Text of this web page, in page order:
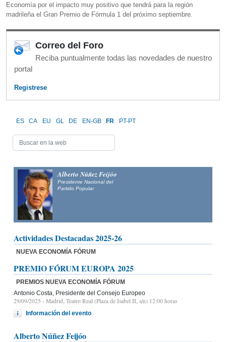
Economía por el impacto muy positivo que tendrá para la región
madrileña el Gran Premio de Fórmula 1 del próximo septiembre.
Correo del Foro
Reciba puntualmente todas las novedades de nuestro
portal
Registrese
ES CA EU GL DE EN-GB FR PT-PT
Alfonso Fernández
Mañueco
Presidente del Partido Popular de Castilla y León y candidato
Actividades Destacadas 2025-26
NUEVA ECONOMÍA FÓRUM
PREMIO FÓRUM EUROPA 2025
PREMIOS NUEVA ECONOMÍA FÓRUM
Antonio Costa, Presidente del Consejo Europeo
29/09/2025 - Madrid, Teatro Real (Plaza de Isabel II, s/n) 12:00 horas
Información del evento
Alberto Núñez Feijóo